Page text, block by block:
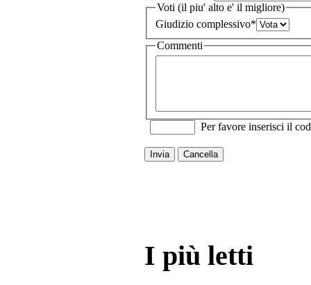
Voti (il piu' alto e' il migliore)
Giudizio complessivo*
Commenti
Per favore inserisci il
Invia Cancella
I più letti